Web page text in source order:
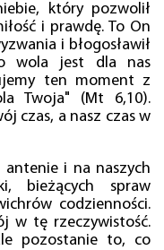
który pozwolił
i prawdę. To On
i błogosławił
wola jest dla nas
ten moment z
Twoja" (Mt 6,10).
czas, a nasz czas w
i na naszych
bieżących spraw
codzienności.
w tę rzeczywistość.
pozostanie to, co